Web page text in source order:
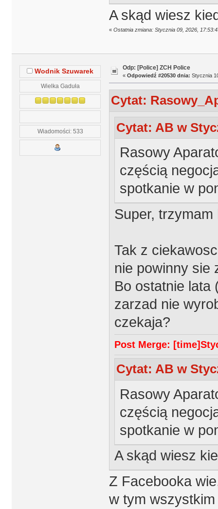
A skąd wiesz
« Ostatnia zmiana: Stycznia 09, 2026,
Wodnik Szuwarek
Wielka Gaduła
Wiadomości: 533
Odp: [Police] ZCH Police
« Odpowiedź #20530 dnia: Stycznia
Cytat:
Cytat: AB w
Rasowy
częścią
spotkanie w
Super, trzymam
Tak z
nie powinny sie
Bo ostatnie lata
zarzad nie
czekaja?
Post Merge:
Cytat: AB w
Rasowy
częścią
spotkanie w
A skąd wiesz
Z Facebooka
w tym